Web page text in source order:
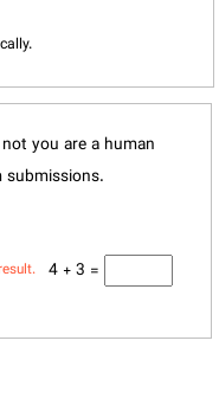
you are a human
4 + 3 =